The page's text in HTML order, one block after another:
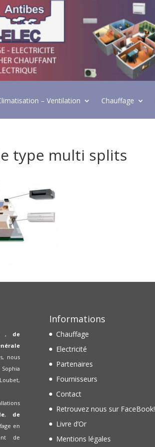
– Ventilation Chauffage
type multi splits
, de
nous
, de
en
de
Informations
Chauffage
Electricité
Partenaires
Fournisseurs
Contact
Retrouvez nous sur FaceBook!
Livre d’Or
Mentions légales